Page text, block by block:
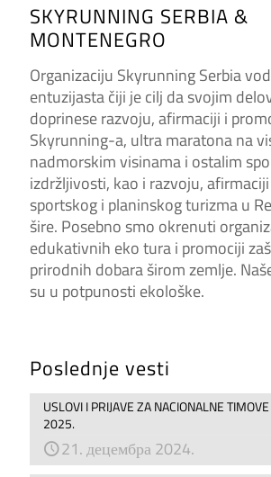
SKYRUNNING SERBIA &
MONTENEGRO
Organizaciju Skyrunning Serbia
entuzijasta čiji je cilj da svojim
doprinese razvoju, afirmaciji i
Skyrunning-a, ultra maratona na
nadmorskim visinama i ostalim
izdržljivosti, kao i razvoju,
sportskog i planinskog turizma u
šire. Posebno smo okrenuti
edukativnih eko tura i promociji
prirodnih dobara širom zemlje.
su u potpunosti ekološke.
Poslednje vesti
USLOVI I PRIJAVE ZA NACIONALNE TIMOVE
2025.
21. децембра 2024.